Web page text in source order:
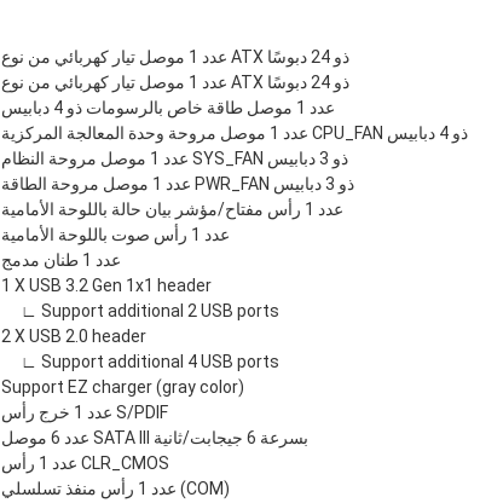
عدد 1 موصل تيار كهربائي من نوع ATX ذو 24 دبوسًا
عدد 1 موصل تيار كهربائي من نوع ATX ذو 24 دبوسًا
عدد 1 موصل طاقة خاص بالرسومات ذو 4 دبابيس
عدد 1 موصل مروحة وحدة المعالجة المركزية CPU_FAN ذو 4 دبابيس
عدد 1 موصل مروحة النظام SYS_FAN ذو 3 دبابيس
عدد 1 موصل مروحة الطاقة PWR_FAN ذو 3 دبابيس
عدد 1 رأس مفتاح/مؤشر بيان حالة باللوحة الأمامية
عدد 1 رأس صوت باللوحة الأمامية
عدد 1 طنان مدمج
1 X USB 3.2 Gen 1x1 header
∟ Support additional 2 USB ports
2 X USB 2.0 header
∟ Support additional 4 USB ports
Support EZ charger (gray color)
عدد 1 خرج رأس S/PDIF
عدد 6 موصل SATA III بسرعة 6 جيجابت/ثانية
عدد 1 رأس CLR_CMOS
عدد 1 رأس منفذ تسلسلي (COM)